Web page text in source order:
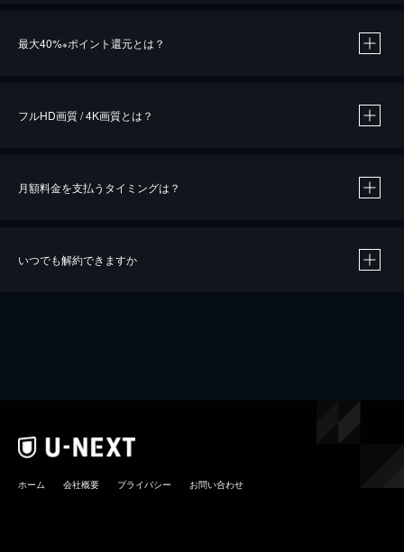
最大40%※ポイント還元とは？
※40％ポイント還元の対象は、クレジットカード決済による作品の購入 / レンタルです。
iOSアプリのUコイン決済による作品の購入 / レンタルは、20％のポイント還元です。
フルHD画質 / 4K画質とは？
月額料金を支払うタイミングは？
いつでも解約できますか
ホーム 会社概要 プライバシー お問い合わせ